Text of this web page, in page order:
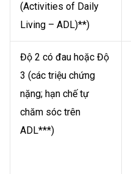
(Activities of Daily
Living – ADL)**)
Độ 2 có đau hoặc Độ
3 (các triệu chứng
nặng; hạn chế tự
chăm sóc trên
ADL***)